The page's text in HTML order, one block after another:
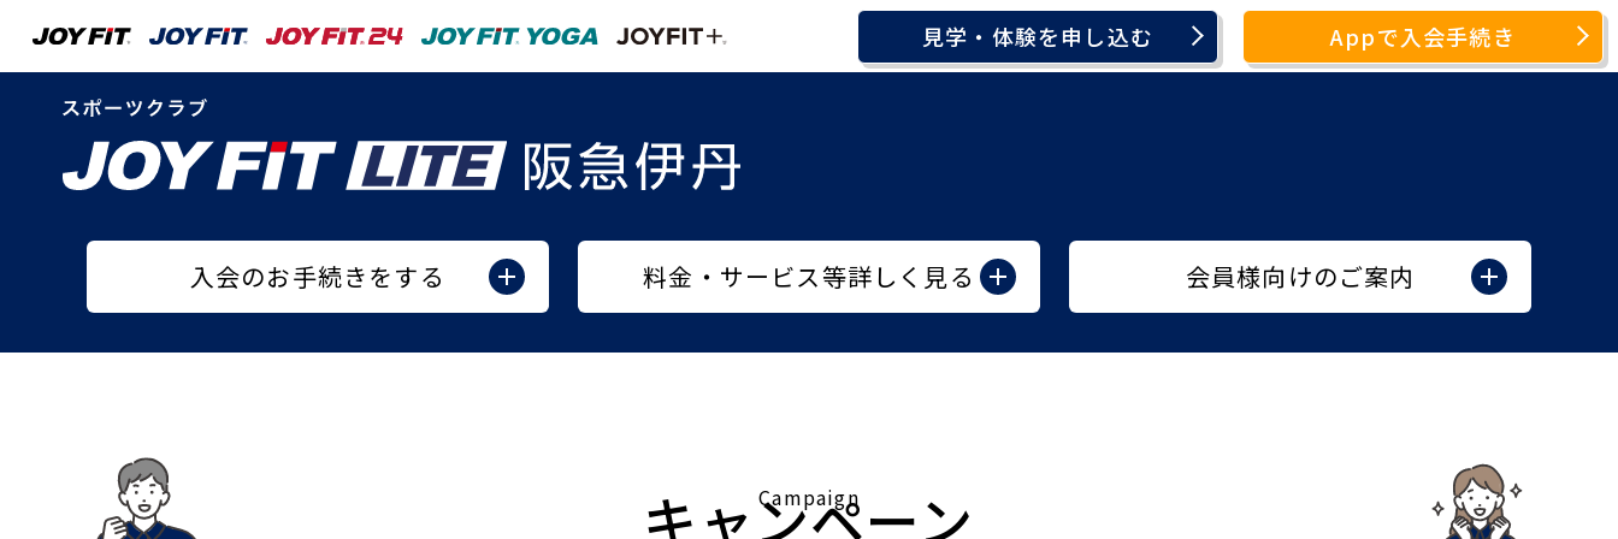
見学・体験を申し込む Appで入会手続き
入会のお手続きをする 料金・サービス等詳しく見る 会員様向けのご案内
Campaign
キャンペーン